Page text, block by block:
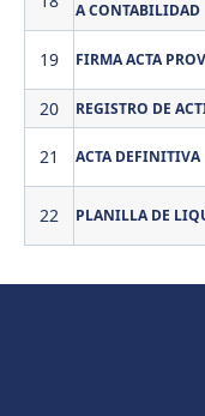
A CONTABILIDAD
19 FIRMA ACTA
20 REGISTRO DE
21 ACTA DEFINITIVA
22 PLANILLA DE